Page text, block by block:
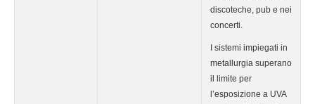
discoteche, pub e nei
concerti.
I sistemi impiegati in
metallurgia superano
il limite per
l’esposizione a UVA